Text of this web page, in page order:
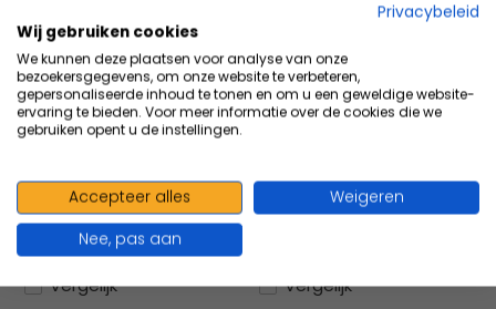
Cardiac Science G3
electroden
- vervangingstermijn 2
jaar
Vergelijk
72,29 Excl. btw
Incl. btw
Wandbeugel voor AED
Deze originele
wandbeugel is bedoeld
Vergelijk
97,46 Excl. btw
Incl. btw
Privacybeleid
Wij gebruiken cookies
We kunnen deze plaatsen voor analyse van onze
bezoekersgegevens, om onze website te verbeteren,
gepersonaliseerde inhoud te tonen en om u een geweldige website-
ervaring te bieden. Voor meer informatie over de cookies die we
gebruiken opent u de instellingen.
Accepteer alles
Weigeren
Nee, pas aan